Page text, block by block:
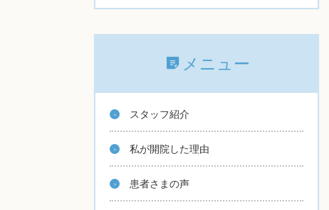
メニュー
スタッフ紹介
私が開院した理由
患者さまの声